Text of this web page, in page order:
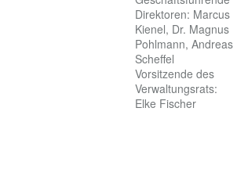
Direktoren: Marcus
Kienel, Dr. Magnus
Pohlmann, Andreas
Scheffel
Vorsitzende des
Verwaltungsrats:
Elke Fischer